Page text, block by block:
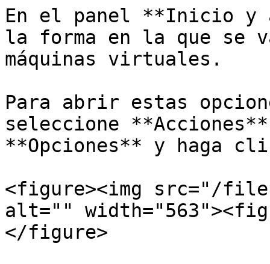
En el panel **Inicio y
la forma en la que se
máquinas virtuales.
Para abrir estas
seleccione
**Opciones** y haga
<figure><img src="/files/
alt=""
</figure>